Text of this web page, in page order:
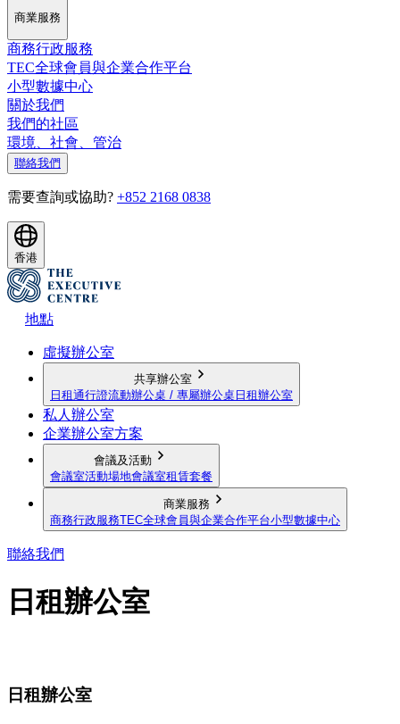
商業服務
商務行政服務
TEC全球會員與企業合作平台
小型數據中心
關於我們
我們的社區
環境、社會、管治
聯絡我們
需要查詢或協助? +852 2168 0838
香港
地點
虛擬辦公室
共享辦公室
日租通行證流動辦公桌 / 專屬辦公桌 日租辦公室
私人辦公室
企業辦公室方案
會議及活動
會議室活動場地會議室租賃套餐
商業服務
商務行政服務TEC全球會員與企業合作平台小型數據中心
聯絡我們
日租辦公室
日租辦公室